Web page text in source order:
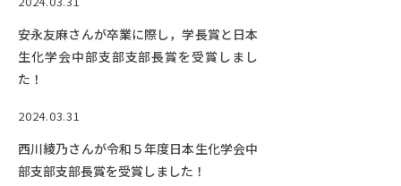
た。
安永友麻さんが卒業に際し，学長賞と日本
生化学会中部支部支部長賞を受賞しまし
た！
2024.03.31
西川綾乃さんが令和５年度日本生化学会中
部支部支部長賞を受賞しました！